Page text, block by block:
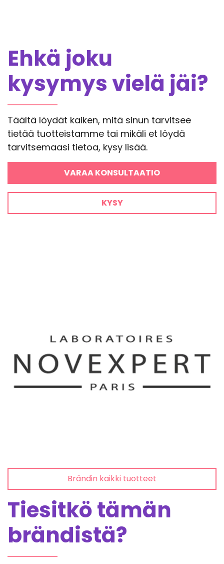
Ehkä joku
kysymys vielä jäi?
Täältä löydät kaiken, mitä sinun tarvitsee
tietää tuotteistamme tai mikäli et löydä
tarvitsemaasi tietoa, kysy lisää.
VARAA KONSULTAATIO
KYSY
Brändin kaikki tuotteet
Tiesitkö tämän
brändistä?